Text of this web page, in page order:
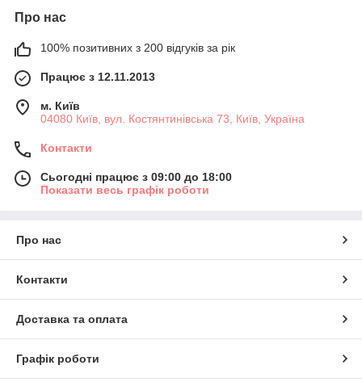
Про нас
100% позитивних з 200 відгуків за рік
Працює з 12.11.2013
м. Київ
04080 Київ, вул. Костянтинівська 73, Київ, Україна
Контакти
Сьогодні працює з 09:00 до 18:00
Показати весь графік роботи
Про нас
Контакти
Доставка та оплата
Графік роботи